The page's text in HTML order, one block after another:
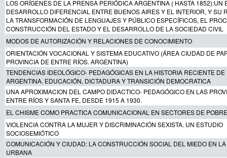
LOS ORÍGENES DE LA PRENSA PERIÓDICA ARGENTINA ( HASTA 1852):UN
DESARROLLO DIFERENCIAL ENTRE BUENOS AIRES Y EL INTERIOR, Y SU
LA TRANSFORMACIÓN DE LENGUAJES Y PÚBLICO ESPECÍFICOS, EL
CONSTRUCCIÓN DEL ESTADO Y EL DESARROLLO DE LA SOCIEDAD CIVIL
MODOS DE AUTORIZACIÓN Y RELACIONES DE CONOCIMIENTO
ORIENTACIÓN VOCACIONAL Y SISTEMA EDUCATIVO (ÁREA CIUDAD DE
PROVINCIA DE ENTRE RÍOS. ARGENTINA)
TENDENCIAS IDEOLÓGICO- PEDAGÓGICAS EN LA HISTORIA RECIENTE
ARGENTINA. EDUCACIÓN, DICTADURA Y TRANSICIÓN DEMOCRATICA
UNA APROXIMACION DEL CAMPO DIDACTICO- PEDAGÓGICO EN LAS
ENTRE RÍOS Y SANTA FE, DESDE 1915 A 1930.
EL CHISME COMO PRACTICA COMUNICACIONAL EN SECTORES DE
VIOLENCIA CONTRA LA MUJER Y DISCRIMINACIÓN SEXISTA. UN ESTUDIO
SOCIOSEMIÓTICO
COMUNICACIÓN Y CIUDAD: LA CONSTRUCCIÓN SOCIAL DEL MIEDO EN
URBANA